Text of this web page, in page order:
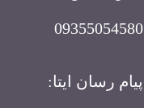
09355054580
پیام رسان ایتا: